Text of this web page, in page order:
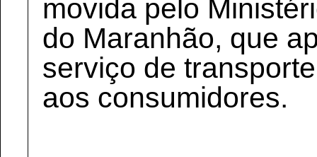
movida pelo
do Maranhão, que
serviço de
aos consumidores.